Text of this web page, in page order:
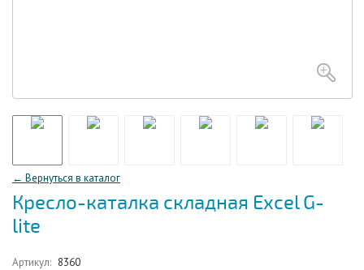
← Вернуться в каталог
Кресло-каталка складная Excel G-
lite
Артикул: 8360